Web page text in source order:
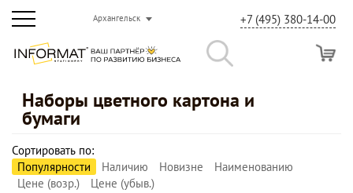
Архангельск +7 (495) 380-14-00
Наборы цветного картона и
бумаги
Сортировать по:
Популярности
Наличию Новизне
Наименованию
Цене (возр.)
Цене (убыв.)